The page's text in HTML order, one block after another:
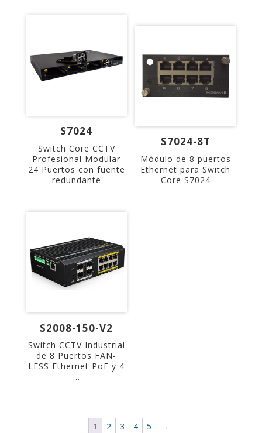
S7024
Switch Core CCTV
Profesional Modular
24 Puertos con fuente
redundante
S7024-8T
Módulo de 8 puertos
Ethernet para Switch
Core S7024
S2008-150-V2
Switch CCTV Industrial
de 8 Puertos FAN-
LESS Ethernet PoE y 4
...
1 2 3 4 5 →